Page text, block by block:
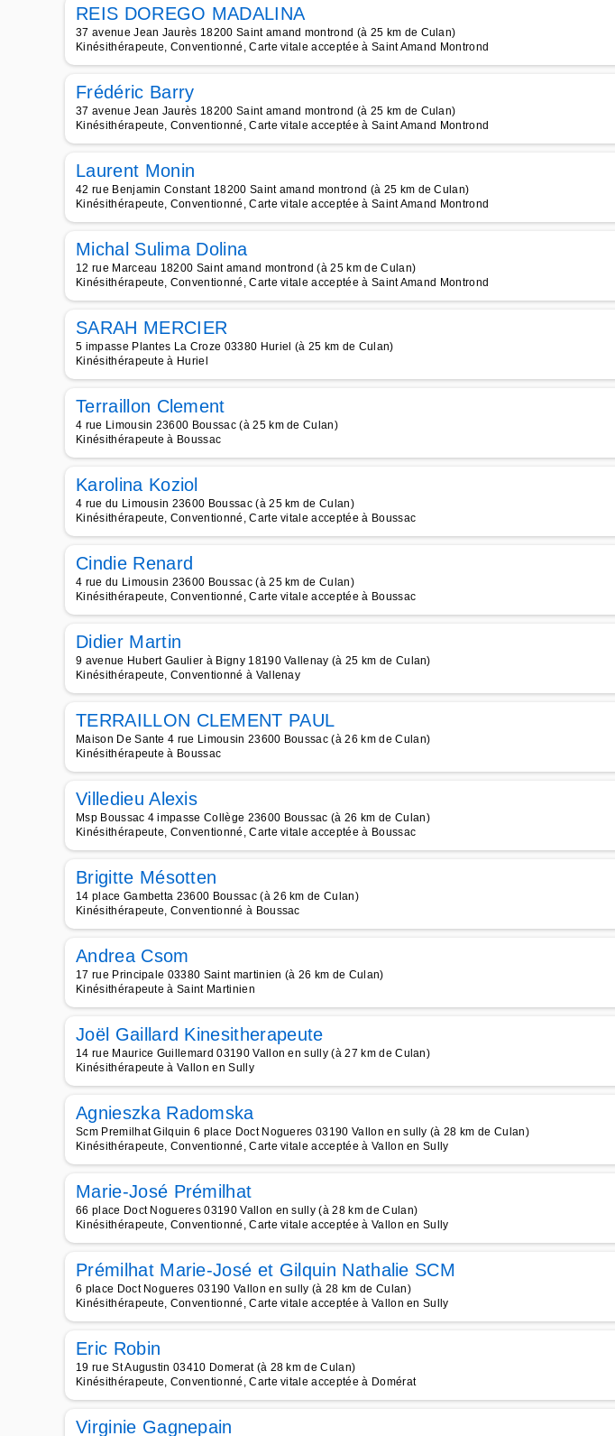
REIS DOREGO MADALINA
37 avenue Jean Jaurès 18200 Saint amand montrond (à 25 km de Culan)
Kinésithérapeute, Conventionné, Carte vitale acceptée à Saint Amand Montrond
Frédéric Barry
37 avenue Jean Jaurès 18200 Saint amand montrond (à 25 km de Culan)
Kinésithérapeute, Conventionné, Carte vitale acceptée à Saint Amand Montrond
Laurent Monin
42 rue Benjamin Constant 18200 Saint amand montrond (à 25 km de Culan)
Kinésithérapeute, Conventionné, Carte vitale acceptée à Saint Amand Montrond
Michal Sulima Dolina
12 rue Marceau 18200 Saint amand montrond (à 25 km de Culan)
Kinésithérapeute, Conventionné, Carte vitale acceptée à Saint Amand Montrond
SARAH MERCIER
5 impasse Plantes La Croze 03380 Huriel (à 25 km de Culan)
Kinésithérapeute à Huriel
Terraillon Clement
4 rue Limousin 23600 Boussac (à 25 km de Culan)
Kinésithérapeute à Boussac
Karolina Koziol
4 rue du Limousin 23600 Boussac (à 25 km de Culan)
Kinésithérapeute, Conventionné, Carte vitale acceptée à Boussac
Cindie Renard
4 rue du Limousin 23600 Boussac (à 25 km de Culan)
Kinésithérapeute, Conventionné, Carte vitale acceptée à Boussac
Didier Martin
9 avenue Hubert Gaulier à Bigny 18190 Vallenay (à 25 km de Culan)
Kinésithérapeute, Conventionné à Vallenay
TERRAILLON CLEMENT PAUL
Maison De Sante 4 rue Limousin 23600 Boussac (à 26 km de Culan)
Kinésithérapeute à Boussac
Villedieu Alexis
Msp Boussac 4 impasse Collège 23600 Boussac (à 26 km de Culan)
Kinésithérapeute, Conventionné, Carte vitale acceptée à Boussac
Brigitte Mésotten
14 place Gambetta 23600 Boussac (à 26 km de Culan)
Kinésithérapeute, Conventionné à Boussac
Andrea Csom
17 rue Principale 03380 Saint martinien (à 26 km de Culan)
Kinésithérapeute à Saint Martinien
Joël Gaillard Kinesitherapeute
14 rue Maurice Guillemard 03190 Vallon en sully (à 27 km de Culan)
Kinésithérapeute à Vallon en Sully
Agnieszka Radomska
Scm Premilhat Gilquin 6 place Doct Nogueres 03190 Vallon en sully (à 28 km de Culan)
Kinésithérapeute, Conventionné, Carte vitale acceptée à Vallon en Sully
Marie-José Prémilhat
66 place Doct Nogueres 03190 Vallon en sully (à 28 km de Culan)
Kinésithérapeute, Conventionné, Carte vitale acceptée à Vallon en Sully
Prémilhat Marie-José et Gilquin Nathalie SCM
6 place Doct Nogueres 03190 Vallon en sully (à 28 km de Culan)
Kinésithérapeute, Conventionné, Carte vitale acceptée à Vallon en Sully
Eric Robin
19 rue St Augustin 03410 Domerat (à 28 km de Culan)
Kinésithérapeute, Conventionné, Carte vitale acceptée à Domérat
Virginie Gagnepain